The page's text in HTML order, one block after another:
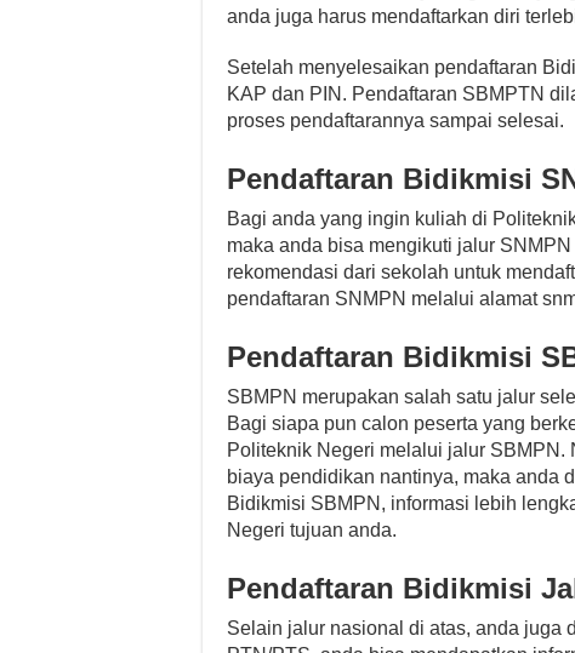
anda juga harus mendaftarkan diri
Setelah menyelesaikan pendaftaran
KAP dan PIN. Pendaftaran SBMPTN
proses pendaftarannya sampai selesai.
Pendaftaran Bidikmisi
Bagi anda yang ingin kuliah di
maka anda bisa mengikuti jalur
rekomendasi dari sekolah untuk
pendaftaran SNMPN melalui alamat
Pendaftaran Bidikmisi
SBMPN merupakan salah satu jalur
Bagi siapa pun calon peserta yang
Politeknik Negeri melalui jalur
biaya pendidikan nantinya, maka anda
Bidikmisi SBMPN, informasi lebih
Negeri tujuan anda.
Pendaftaran Bidikmisi
Selain jalur nasional di atas, anda juga